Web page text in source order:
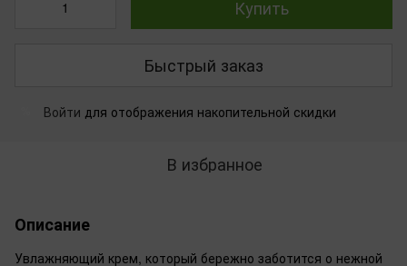
Купить
Быстрый заказ
Войти для отображения накопительной скидки
В избранное
Описание
Увлажняющий крем, который бережно заботится о нежной